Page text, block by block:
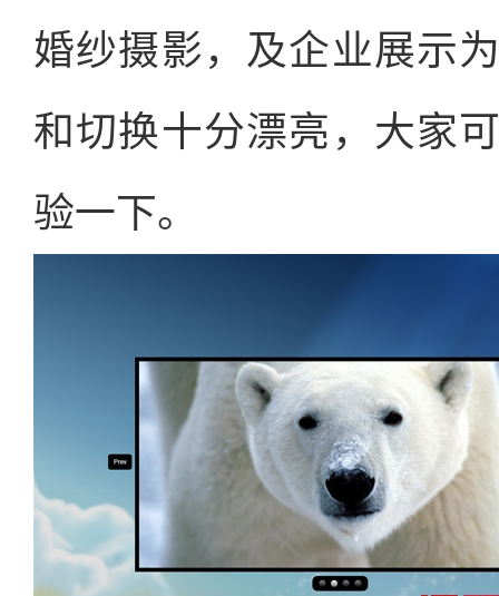
婚纱摄影，及企业展示
和切换十分漂亮，大家
验一下。